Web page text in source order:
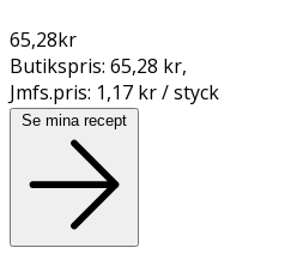
65,28kr
Butikspris: 65,28 kr,
Jmfs.pris: 1,17 kr / styck
Se mina recept